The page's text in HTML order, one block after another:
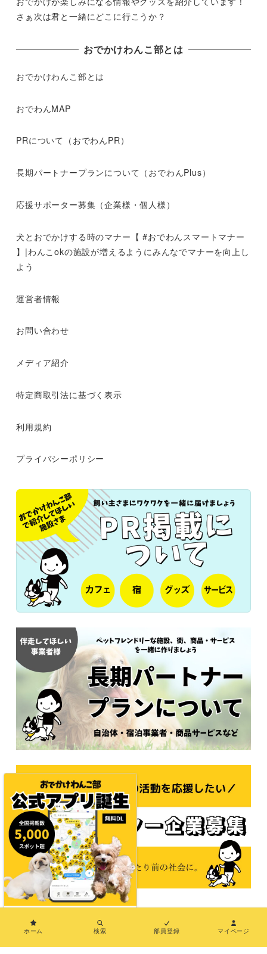
さぁ次は君と一緒にどこに行こうか？
おでかけわんこ部とは
おでかけわんこ部とは
おでわんMAP
PRについて（おでわんPR）
長期パートナープランについて（おでわんPlus）
応援サポーター募集（企業様・個人様）
犬とおでかけする時のマナー【 #おでわんスマートマナー
】|わんこokの施設が増えるようにみんなでマナーを向上し
よう
運営者情報
お問い合わせ
メディア紹介
特定商取引法に基づく表示
利用規約
プライバシーポリシー
© 2021おでかけわんこ部
ホーム 検索 部員登録 マイページ